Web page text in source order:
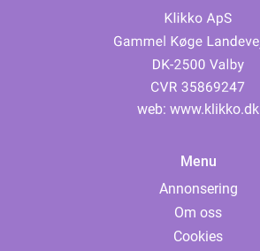
web: www.klikko.dk
Menu
Annonsering
Om oss
Cookies